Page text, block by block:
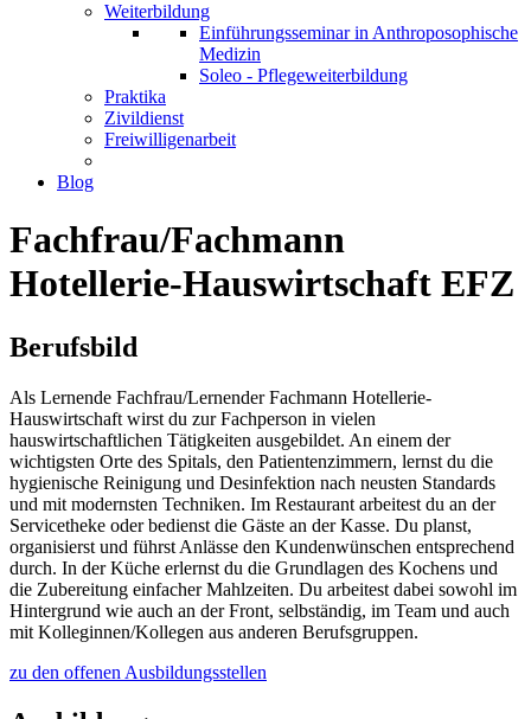
Weiterbildung
Einführungsseminar in Anthroposophische
Medizin
Soleo - Pflegeweiterbildung
Praktika
Zivildienst
Freiwilligenarbeit
Blog
Fachfrau/Fachmann
Hotellerie-Hauswirtschaft EFZ
Berufsbild
Als Lernende Fachfrau/Lernender Fachmann Hotellerie-
Hauswirtschaft wirst du zur Fachperson in vielen
hauswirtschaftlichen Tätigkeiten ausgebildet. An einem der
wichtigsten Orte des Spitals, den Patientenzimmern, lernst du die
hygienische Reinigung und Desinfektion nach neusten Standards
und mit modernsten Techniken. Im Restaurant arbeitest du an der
Servicetheke oder bedienst die Gäste an der Kasse. Du planst,
organisierst und führst Anlässe den Kundenwünschen entsprechend
durch. In der Küche erlernst du die Grundlagen des Kochens und
die Zubereitung einfacher Mahlzeiten. Du arbeitest dabei sowohl im
Hintergrund wie auch an der Front, selbständig, im Team und auch
mit Kolleginnen/Kollegen aus anderen Berufsgruppen.
zu den offenen Ausbildungsstellen